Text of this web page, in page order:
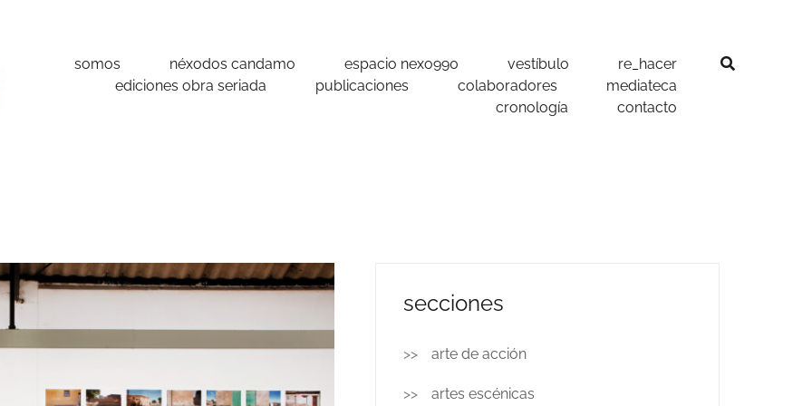
somos néxodos candamo espacio nexo990 vestíbulo
re_hacer
ediciones obra seriada
publicaciones colaboradores
mediateca
cronología
contacto
secciones
arte de acción
artes escénicas